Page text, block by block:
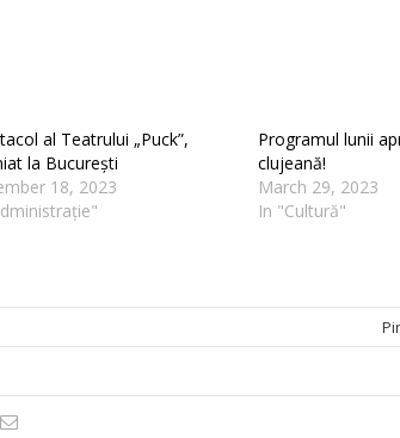
al Teatrului „Puck”,
la București
18, 2023
Programul lunii
clujeană!
March 29, 2023
In "Cultură"